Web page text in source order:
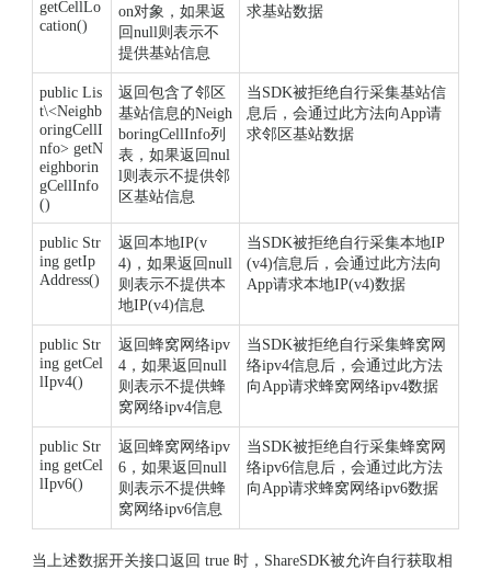
getCellLo
cation()
on对象，如果返
回null则表示不
提供基站信息
求基站数据
public Lis
t\<Neighb
oringCellI
nfo> getN
eighborin
gCellInfo
()
返回包含了邻区
基站信息的Neigh
boringCellInfo列
表，如果返回nul
l则表示不提供邻
区基站信息
当SDK被拒绝自行采集基站信
息后，会通过此方法向App请
求邻区基站数据
public Str
ing getIp
Address()
返回本地IP(v
4)，如果返回null
则表示不提供本
地IP(v4)信息
当SDK被拒绝自行采集本地IP
(v4)信息后，会通过此方法向
App请求本地IP(v4)数据
public Str
ing getCel
lIpv4()
返回蜂窝网络ipv
4，如果返回null
则表示不提供蜂
窝网络ipv4信息
当SDK被拒绝自行采集蜂窝网
络ipv4信息后，会通过此方法
向App请求蜂窝网络ipv4数据
public Str
ing getCel
lIpv6()
返回蜂窝网络ipv
6，如果返回null
则表示不提供蜂
窝网络ipv6信息
当SDK被拒绝自行采集蜂窝网
络ipv6信息后，会通过此方法
向App请求蜂窝网络ipv6数据
当上述数据开关接口返回 true 时，ShareSDK被允许自行获取相